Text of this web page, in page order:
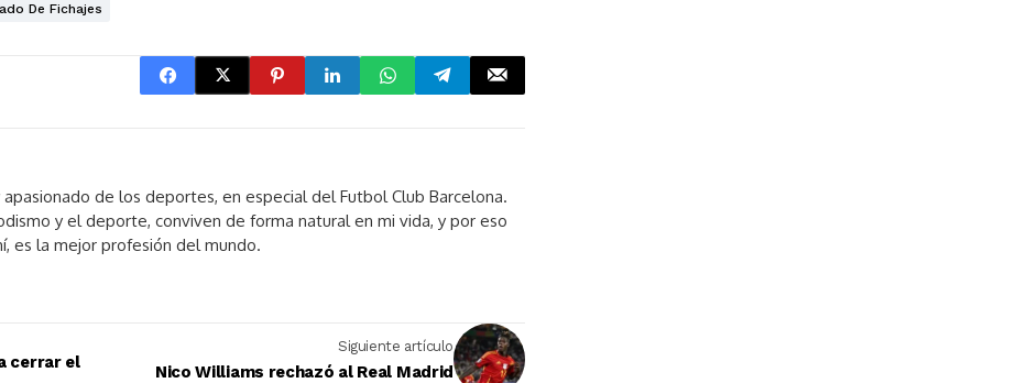
De Fichajes
apasionado de los deportes, en especial del Futbol Club Barcelona.
y el deporte, conviven de forma natural en mi vida, y por eso
es la mejor profesión del mundo.
cerrar el
Siguiente artículo
Nico Williams rechazó al Real Madrid